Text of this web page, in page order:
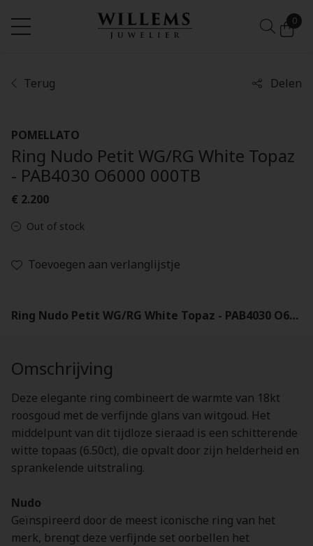
0
Terug Delen
POMELLATO
Ring Nudo Petit WG/RG White Topaz
- PAB4030 O6000 000TB
€ 2.200
Out of stock
Toevoegen aan verlanglijstje
Ring Nudo Petit WG/RG White Topaz - PAB4030 O6000 000TB
Omschrijving
Deze elegante ring combineert de warmte van 18kt
roosgoud met de verfijnde glans van witgoud. Het
middelpunt van dit tijdloze sieraad is een schitterende
witte topaas (6.50ct), die opvalt door zijn helderheid en
sprankelende uitstraling.
Nudo
Geïnspireerd door de meest iconische ring van het
merk, brengt deze verfijnde set oorbellen het